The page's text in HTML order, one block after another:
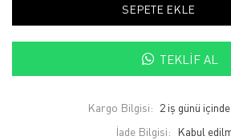
SEPETE EKLE
TEKLIF AL
Kargo Bilgisi: 2 iş günü
İade Bilgisi: